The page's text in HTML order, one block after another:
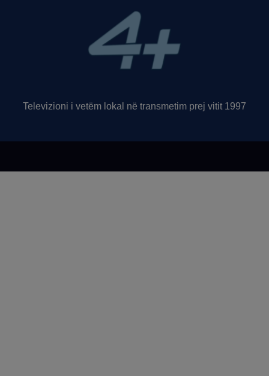
Televizioni i vetëm lokal në transmetim prej vitit 1997